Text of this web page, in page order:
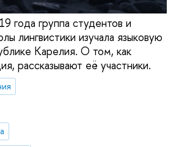
года группа студентов и
лингвистики изучала языковую
Карелия. О том, как
рассказывают её участники.